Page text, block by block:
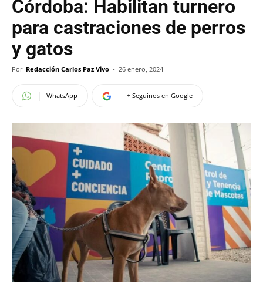
Córdoba: Habilitan turnero
para castraciones de perros
y gatos
Por Redacción Carlos Paz Vivo - 26 enero, 2024
WhatsApp + Seguinos en Google